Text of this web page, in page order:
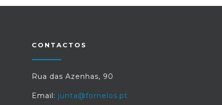
CONTACTOS
Rua das Azenhas, 90
Email: junta@fornelos.pt